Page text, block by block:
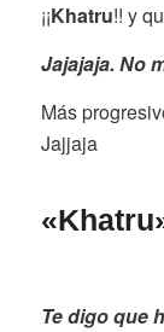
¡¡Khatru!! y
Jajajaja. No
Más
Jajjaja
Te digo que